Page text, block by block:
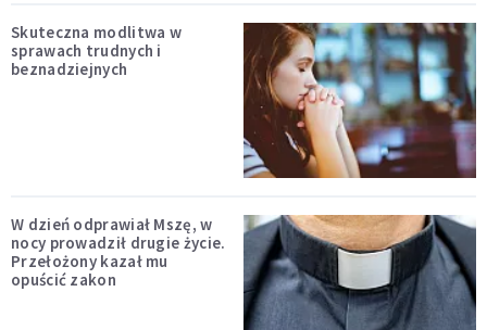
Skuteczna modlitwa w
sprawach trudnych i
beznadziejnych
W dzień odprawiał Mszę, w
nocy prowadził drugie życie.
Przełożony kazał mu
opuścić zakon